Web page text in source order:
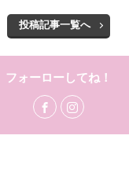
投稿記事一覧へ
フォーローしてね！